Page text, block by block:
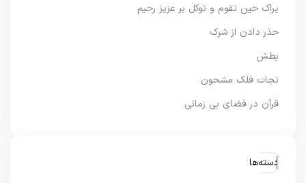
یراک حین تقوم و توکل بر عزیز رحیم
حذر دادن از شرک
بطش
نجات فلک مشحون
قرآن در فضای بی زمانی
دسته‌ها